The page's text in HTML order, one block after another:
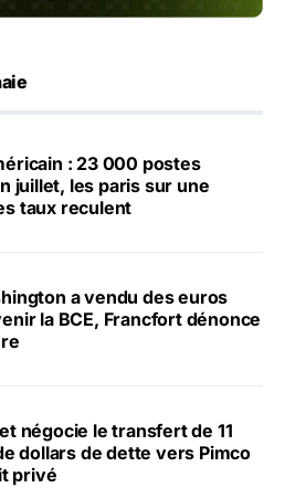
: 23 000 postes
juillet, les paris sur une
taux reculent
a vendu des euros
la BCE, Francfort dénonce
négocie le transfert de 11
dollars de dette vers Pimco
privé